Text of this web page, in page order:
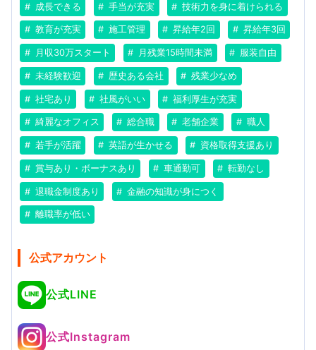
成長できる 手当が充実 技術力を身に着けられる
教育が充実 施工管理 昇給年2回 昇給年3回
月収30万スタート 月残業15時間未満 服装自由
未経験歓迎 歴史ある会社 残業少なめ
社宅あり 社風がいい 福利厚生が充実
綺麗なオフィス 総合職 老舗企業 職人
若手が活躍 英語が生かせる 資格取得支援あり
賞与あり・ボーナスあり 車通勤可 転勤なし
退職金制度あり 金融の知識が身につく
離職率が低い
公式アカウント
公式LINE
公式Instagram